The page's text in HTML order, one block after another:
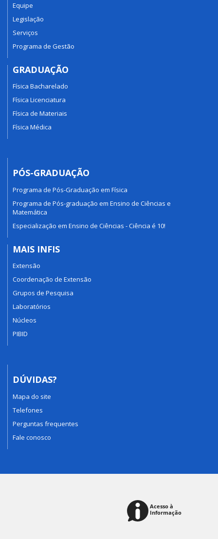
Equipe
Legislação
Serviços
Programa de Gestão
GRADUAÇÃO
Física Bacharelado
Física Licenciatura
Física de Materiais
Física Médica
PÓS-GRADUAÇÃO
Programa de Pós-Graduação em Física
Programa de Pós-graduação em Ensino de Ciências e
Matemática
Especialização em Ensino de Ciências - Ciência é 10!
MAIS INFIS
Extensão
Coordenação de Extensão
Grupos de Pesquisa
Laboratórios
Núcleos
PIBID
DÚVIDAS?
Mapa do site
Telefones
Perguntas frequentes
Fale conosco